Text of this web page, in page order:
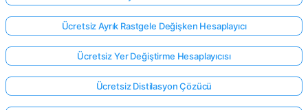
Ücretsiz Ayrık Rastgele Değişken Hesaplayıcı
Ücretsiz Yer Değiştirme Hesaplayıcısı
Ücretsiz Distilasyon Çözücü